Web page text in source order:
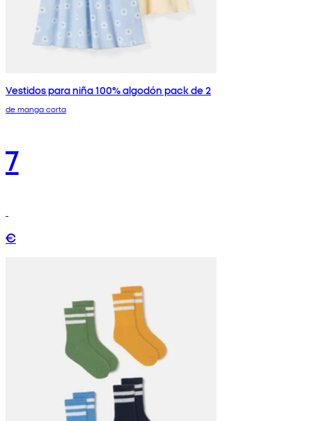
Vestidos para niña 100% algodón pack de 2
de manga corta
7
€